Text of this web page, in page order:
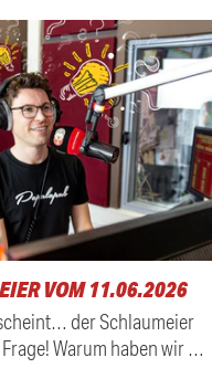
VOM 11.06.2026
der Schlaumeier
Warum haben wir …